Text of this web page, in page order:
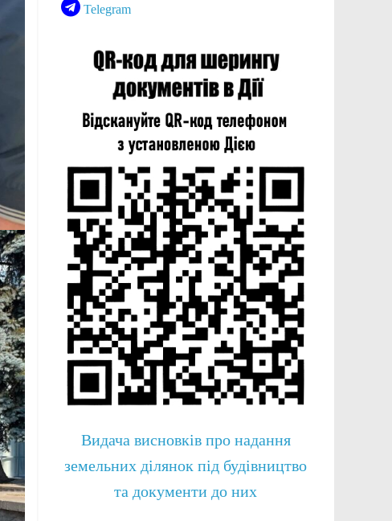
Telegram
Видача висновків про надання
земельних ділянок під будівництво
та документи до них